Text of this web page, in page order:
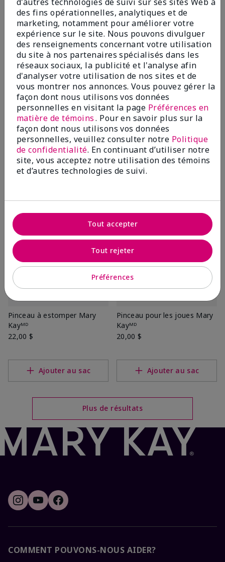
Ajouter au sac Ajouter au sac
Pinceau pour fond de teint
liquide Mary Kayᴹᴰ
20,00 $
Pinceau pour le repli de l’œil
Mary Kayᴹᴰ
15,00 $
Pinceau à estomper Mary
Kayᴹᴰ
22,00 $
Ajouter au sac
Pinceau pour les joues Mary
Kayᴹᴰ
20,00 $
Ajouter au sac
Plus de résultats
COMMENT POUVONS-NOUS AIDER?
des fins opérationnelles, analytiques et de
marketing, notamment pour améliorer votre
expérience sur le site. Nous pouvons divulguer
des renseignements concernant votre utilisation
du site à nos partenaires spécialisés dans les
réseaux sociaux, la publicité et l'analyse afin
d'analyser votre utilisation de nos sites et de
vous montrer nos annonces. Vous pouvez gérer la
façon dont nous utilisons vos données
personnelles en visitant la page Préférences en
matière de témoins. Pour en savoir plus sur la
façon dont nous utilisons vos données
personnelles, veuillez consulter notre Politique
de confidentialité. En continuant d’utiliser notre
site, vous acceptez notre utilisation des témoins
et d’autres technologies de suivi.
Préférences
Tout rejeter
Tout accepter